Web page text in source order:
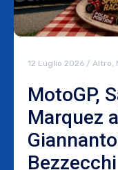
12 Luglio 2026 / Altro,
MotoGP,
Marquez